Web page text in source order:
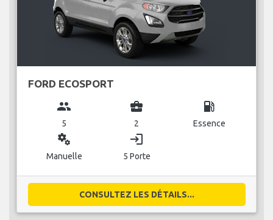
FORD ECOSPORT
group
5
business_center
2
local_gas_station
Essence
miscellaneous_services
Manuelle
login
5 Porte
CONSULTEZ LES DÉTAILS...